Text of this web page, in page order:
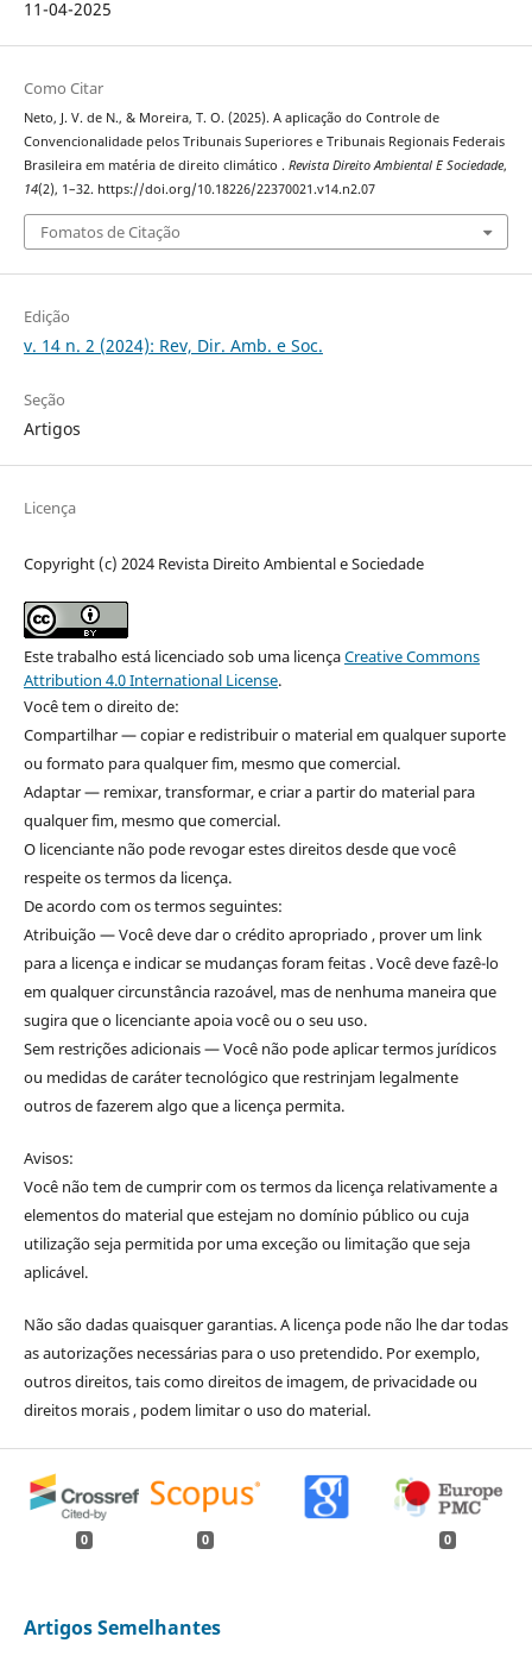
11-04-2025
Como Citar
Neto, J. V. de N., & Moreira, T. O. (2025). A aplicação do Controle de
Convencionalidade pelos Tribunais Superiores e Tribunais Regionais Federais
Brasileira em matéria de direito climático . Revista Direito Ambiental E Sociedade,
14(2), 1–32. https://doi.org/10.18226/22370021.v14.n2.07
Fomatos de Citação
Edição
v. 14 n. 2 (2024): Rev, Dir. Amb. e Soc.
Seção
Artigos
Licença
Copyright (c) 2024 Revista Direito Ambiental e Sociedade
Este trabalho está licenciado sob uma licençaCreative Commons
Attribution 4.0 International License.
Você tem o direito de:
Compartilhar — copiar e redistribuir o material em qualquer suporte
ou formato para qualquer fim, mesmo que comercial.
Adaptar — remixar, transformar, e criar a partir do material para
qualquer fim, mesmo que comercial.
O licenciante não pode revogar estes direitos desde que você
respeite os termos da licença.
De acordo com os termos seguintes:
Atribuição — Você deve dar o crédito apropriado , prover um link
para a licença e indicar se mudanças foram feitas . Você deve fazê-lo
em qualquer circunstância razoável, mas de nenhuma maneira que
sugira que o licenciante apoia você ou o seu uso.
Sem restrições adicionais — Você não pode aplicar termos jurídicos
ou medidas de caráter tecnológico que restrinjam legalmente
outros de fazerem algo que a licença permita.
Avisos:
Você não tem de cumprir com os termos da licença relativamente a
elementos do material que estejam no domínio público ou cuja
utilização seja permitida por uma exceção ou limitação que seja
aplicável.
Não são dadas quaisquer garantias. A licença pode não lhe dar todas
as autorizações necessárias para o uso pretendido. Por exemplo,
outros direitos, tais como direitos de imagem, de privacidade ou
direitos morais , podem limitar o uso do material.
0 0 0
Artigos Semelhantes